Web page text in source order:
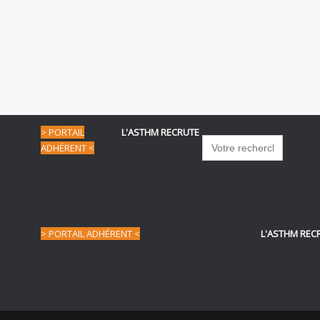
> PORTAIL
ADHÉRENT <
L'ASTHM RECRUTE Search
for:
> PORTAIL ADHÉRENT < L'ASTHM